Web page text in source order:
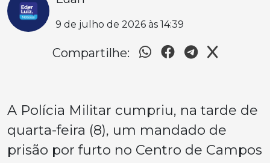
9 de julho de 2026 às 14:39
Compartilhe:
A Polícia Militar cumpriu, na tarde de
quarta-feira (8), um mandado de
prisão por furto no Centro de Campos